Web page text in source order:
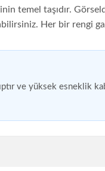
temel taşıdır.
Her bir rengi
ve yüksek esneklik